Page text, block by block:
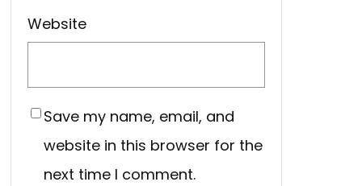
Website
Save my name, email, and
website in this browser for the
next time I comment.